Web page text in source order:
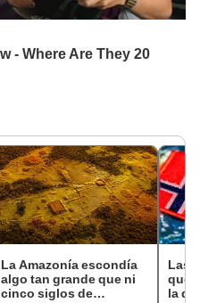
La Amazonía escondía
algo tan grande que ni
cinco siglos de
Las
que
la de